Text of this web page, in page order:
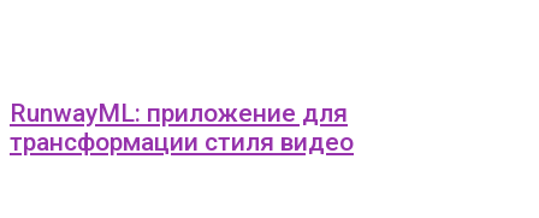
RunwayML: приложение для
трансформации стиля видео